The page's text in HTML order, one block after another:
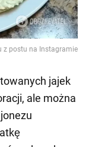
jajek
ale można